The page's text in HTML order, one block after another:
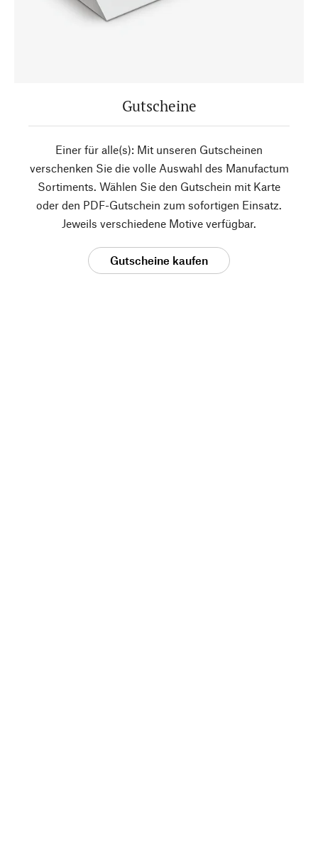
Gutscheine
Einer für alle(s): Mit unseren Gutscheinen
verschenken Sie die volle Auswahl des Manufactum
Sortiments. Wählen Sie den Gutschein mit Karte
oder den PDF-Gutschein zum sofortigen Einsatz.
Jeweils verschiedene Motive verfügbar.
Gutscheine kaufen